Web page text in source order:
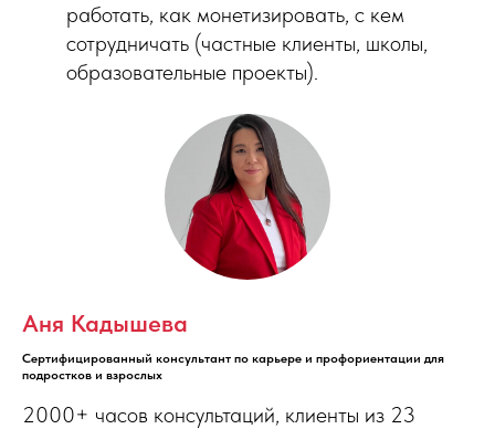
работать, как монетизировать, с кем
сотрудничать (частные клиенты, школы,
образовательные проекты).
Аня Кадышева
Сертифицированный консультант по карьере и профориентации для
подростков и взрослых
2000+ часов консультаций, клиенты из 23